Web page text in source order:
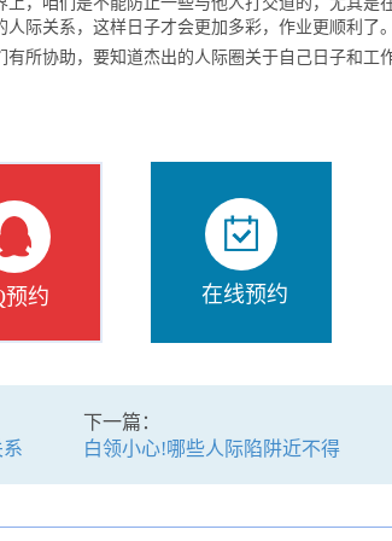
际关系，这样日子才会更加多彩，作业更顺利了。
协助，要知道杰出的人际圈关于自己日子和工
预约 在线预约
下一篇：
白领小心!哪些人际陷阱近不得